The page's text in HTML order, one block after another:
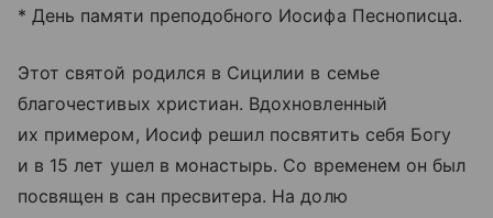
* День памяти преподобного Иосифа Песнописца.
Этот святой родился в Сицилии в семье
благочестивых христиан. Вдохновленный
их примером, Иосиф решил посвятить себя Богу
и в 15 лет ушел в монастырь. Со временем он был
посвящен в сан пресвитера. На долю